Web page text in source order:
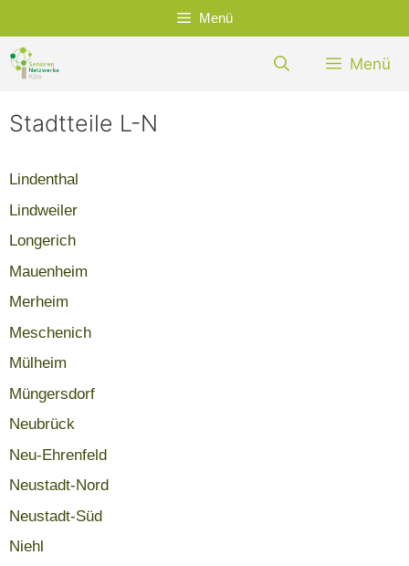
Inhalt
springen
Menü
Menü
Stadtteile L-N
Lindenthal
Lindweiler
Longerich
Mauenheim
Merheim
Meschenich
Mülheim
Müngersdorf
Neubrück
Neu-Ehrenfeld
Neustadt-Nord
Neustadt-Süd
Niehl